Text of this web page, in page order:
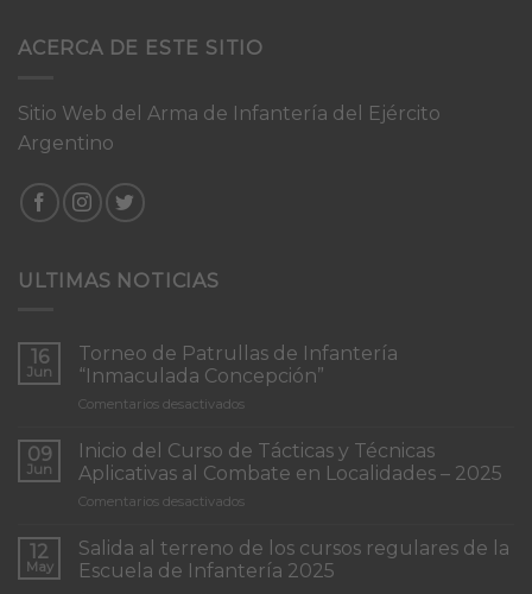
ACERCA DE ESTE SITIO
Sitio Web del Arma de Infantería del Ejército
Argentino
ULTIMAS NOTICIAS
16
Jun
Torneo de Patrullas de Infantería
“Inmaculada Concepción”
Comentarios desactivadosen
de
Patrullas
de
Infantería
Concepción”
09
Jun
Inicio del Curso de Tácticas y Técnicas
Aplicativas al Combate en Localidades – 2025
Comentarios desactivadosen
del
Curso
de
12
May
Salida al terreno de los cursos regulares de la
Escuela de Infantería 2025